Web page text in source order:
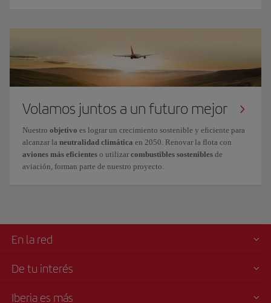
Volamos juntos a un futuro mejor
Nuestro objetivo es lograr un crecimiento sostenible y eficiente para
alcanzar la neutralidad climática en 2050. Renovar la flota con
aviones más eficientes o utilizar combustibles sostenibles de
aviación, forman parte de nuestro proyecto.
En la red
De tu interés
Iberia es más